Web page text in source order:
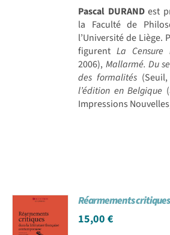
Pascal DURANDest
la Faculté de
l’Université de Liège.
figurent La Censure
2006), Mallarmé. Du
des formalités
l’édition en Belgique
Impressions
Réarmements critiques
15,00€